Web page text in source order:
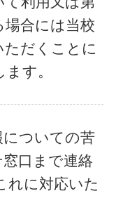
場合には当校
だくことに
す。
についての苦
口まで連絡
れに対応いた